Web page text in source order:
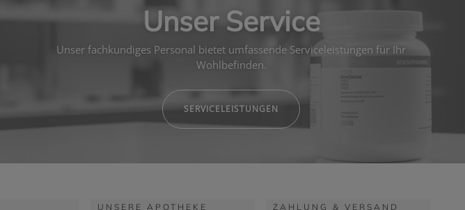
Unser Service
Unser fachkundiges Personal bietet umfassende Serviceleistungen für Ihr
Wohlbefinden.
SERVICELEISTUNGEN
UNSERE APOTHEKE ZAHLUNG & VERSAND